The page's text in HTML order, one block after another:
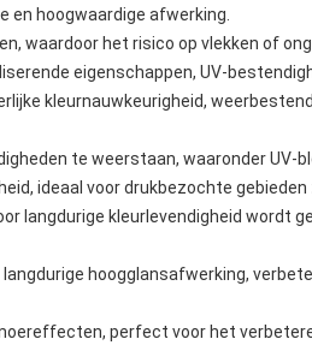
en hoogwaardige afwerking.
waardoor het risico op vlekken of
eigenschappen, UV-
kleurnauwkeurigheid,
te weerstaan, waaronder
ideaal voor drukbezochte
kleurlevendigheid wordt
hoogglansafwerking,
perfect voor het